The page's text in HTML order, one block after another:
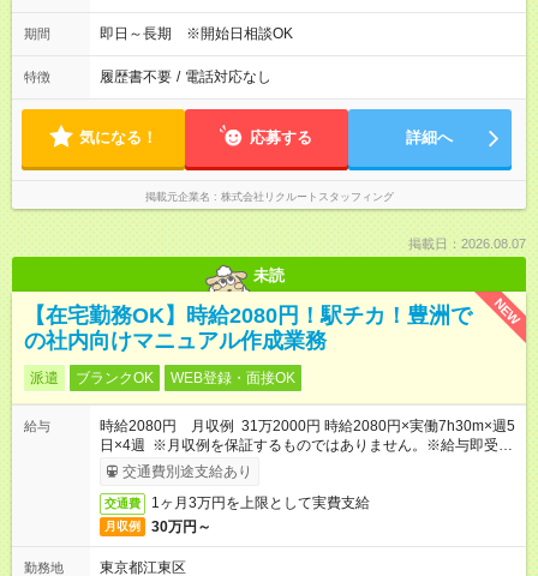
期間 即日～長期 ※開始日相談OK
特徴 履歴書不要 / 電話対応なし
気になる！ 応募する 詳細へ
掲載元企業名 株式会社リクルートスタッフィング
掲載日：2026.08.07
未読
NEW
【在宅勤務OK】時給2080円！駅チカ！豊洲で
の社内向けマニュアル作成業務
派遣 ブランクOK WEB登録・面接OK
給与
時給2080円 月収例 31万2000円 時給2080円×実働7h30m×週5
日×4週 ※月収例を保証するものではありません。※給与即受取
りサービス利用可（利用条件有）
交通費別途支給あり
交通費 1ヶ月3万円を上限として実費支給
月収例 30万円～
勤務地 東京都江東区